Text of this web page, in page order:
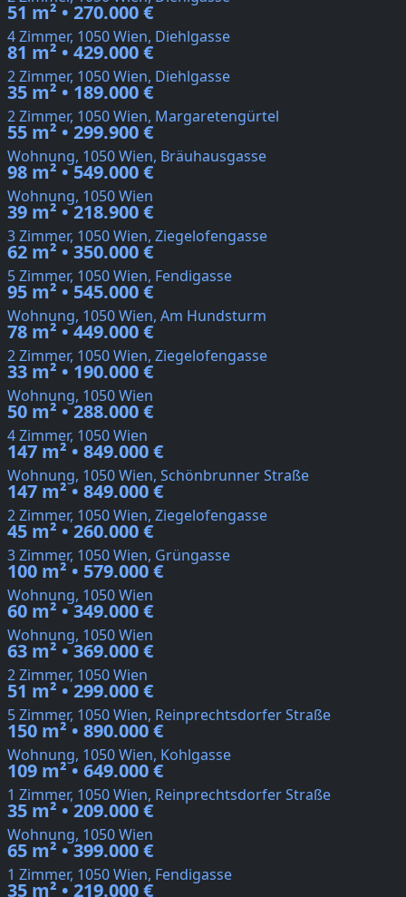
51 m² • 270.000 €
4 Zimmer, 1050 Wien, Diehlgasse
81 m² • 429.000 €
2 Zimmer, 1050 Wien, Diehlgasse
35 m² • 189.000 €
2 Zimmer, 1050 Wien, Margaretengürtel
55 m² • 299.900 €
Wohnung, 1050 Wien, Bräuhausgasse
98 m² • 549.000 €
Wohnung, 1050 Wien
39 m² • 218.900 €
3 Zimmer, 1050 Wien, Ziegelofengasse
62 m² • 350.000 €
5 Zimmer, 1050 Wien, Fendigasse
95 m² • 545.000 €
Wohnung, 1050 Wien, Am Hundsturm
78 m² • 449.000 €
2 Zimmer, 1050 Wien, Ziegelofengasse
33 m² • 190.000 €
Wohnung, 1050 Wien
50 m² • 288.000 €
4 Zimmer, 1050 Wien
147 m² • 849.000 €
Wohnung, 1050 Wien, Schönbrunner Straße
147 m² • 849.000 €
2 Zimmer, 1050 Wien, Ziegelofengasse
45 m² • 260.000 €
3 Zimmer, 1050 Wien, Grüngasse
100 m² • 579.000 €
Wohnung, 1050 Wien
60 m² • 349.000 €
Wohnung, 1050 Wien
63 m² • 369.000 €
2 Zimmer, 1050 Wien
51 m² • 299.000 €
5 Zimmer, 1050 Wien, Reinprechtsdorfer Straße
150 m² • 890.000 €
Wohnung, 1050 Wien, Kohlgasse
109 m² • 649.000 €
1 Zimmer, 1050 Wien, Reinprechtsdorfer Straße
35 m² • 209.000 €
Wohnung, 1050 Wien
65 m² • 399.000 €
1 Zimmer, 1050 Wien, Fendigasse
35 m² • 219.000 €